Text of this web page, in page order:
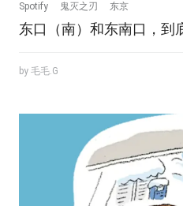
Spotify 鬼灭之刃 东京
东口（南）和东南口，到
by 毛毛.G